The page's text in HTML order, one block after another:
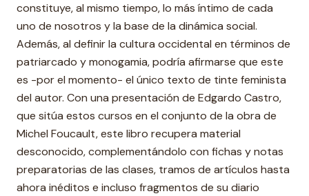
constituye, al mismo tiempo, lo más íntimo de cada
uno de nosotros y la base de la dinámica social.
Además, al definir la cultura occidental en términos de
patriarcado y monogamia, podría afirmarse que este
es -por el momento- el único texto de tinte feminista
del autor. Con una presentación de Edgardo Castro,
que sitúa estos cursos en el conjunto de la obra de
Michel Foucault, este libro recupera material
desconocido, complementándolo con fichas y notas
preparatorias de las clases, tramos de artículos hasta
ahora inéditos e incluso fragmentos de su diario